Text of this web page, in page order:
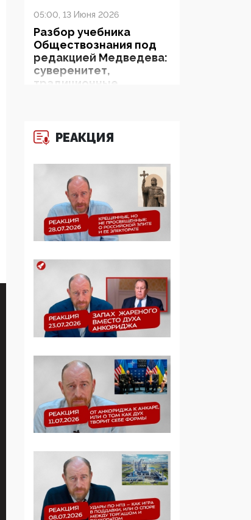
05:00, 13 Июня 2026
Разбор учебника
Обществознания под
редакцией Медведева:
суверенитет,
традиционные
11:53, 09 Июня 2026
экстремистскую
деятельность ИИТО
ЮНЕСКО в России, но
цифроглобалисты
продолжают
определять повестку в
образовании
09:43, 01 Июня 2026
5G за счет здоровья
граждан: Минцифры
намерено отобрать у
муниципалитетов право
защищать жилые дома
и социальные объекты
от ЭМИ
05:58, 26 Мая 2026
освободили от борца с
деструктивным и
опасным контентом
07:39, 25 Мая 2026
РЕАКЦИЯ